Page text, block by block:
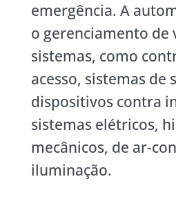
emergência. A
o gerenciamento de
sistemas, como
acesso, sistemas de
dispositivos contra
sistemas elétricos,
mecânicos, de ar-
iluminação.